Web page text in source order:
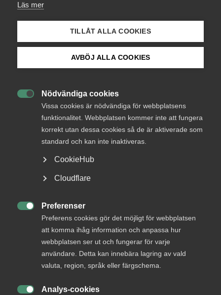
Läs mer
TILLÅT ALLA COOKIES
AVBÖJ ALLA COOKIES
Nödvändiga cookies
Vissa cookies är nödvändiga för webbplatsens
funktionalitet. Webbplatsen kommer inte att fungera
korrekt utan dessa cookies så de är aktiverade som
standard och kan inte inaktiveras.
CookieHub
Cloudflare
Preferenser
Preferens cookies gör det möjligt för webbplatsen
att komma ihåg information och anpassa hur
webbplatsen ser ut och fungerar för varje
användare. Detta kan innebära lagring av vald
valuta, region, språk eller färgschema.
Analys-cookies
Tåg­företagen
Kurser & utbildningar
Logga in på Arbetsgivarguiden
Sök på almega.se
Cookie-inställningar
Under bearbetning
Finansdepartementet
13 juli 2015
KONTAKTPERSON
Anne-Marie Fransson
+46 8 762 69 50
+46 70 345 69 50
Bli en del av framtidens